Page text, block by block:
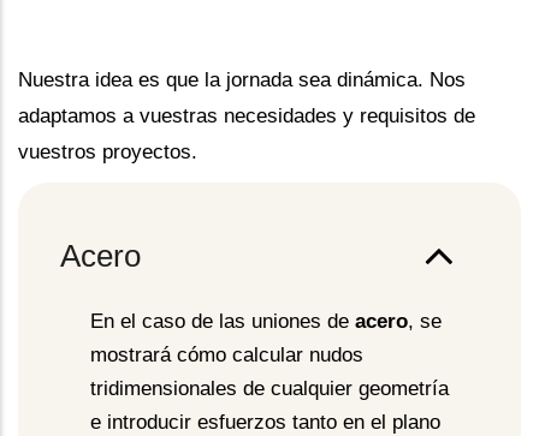
Nuestra idea es que la jornada sea dinámica. Nos
adaptamos a vuestras necesidades y requisitos de
vuestros proyectos.
Acero
En el caso de las uniones de acero, se
mostrará cómo calcular nudos
tridimensionales de cualquier geometría
e introducir esfuerzos tanto en el plano